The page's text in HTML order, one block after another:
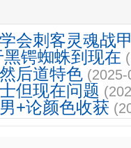
会刺客灵魂战
锷蜘蛛到现在
后道特色
但现在问题
+论颜色收获